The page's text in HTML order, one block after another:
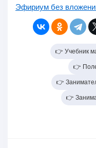
Эфириум без
👉 Учебник
👉
👉
👉